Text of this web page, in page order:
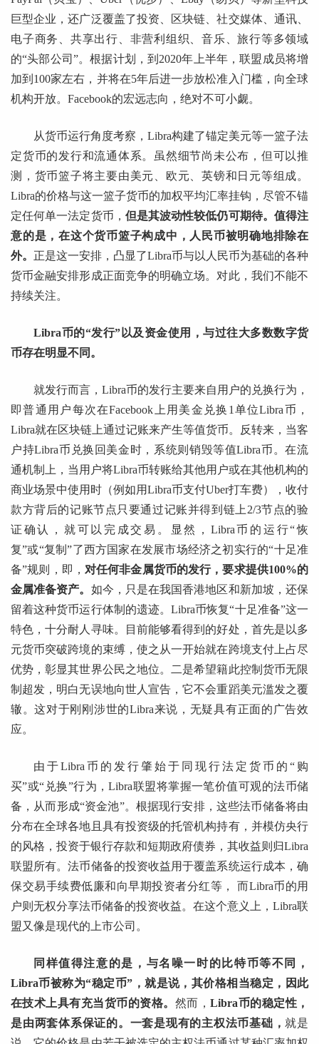
巨型企业，还广泛覆盖了投资、区块链、社交媒体、通讯、
电子商务、共享出行、非营利组织、音乐、旅行等多领域
的“头部公司”。根据计划，到2020年上半年，联盟成员将增
加到100家左右，并将在5年后进一步放松准入门槛，向全球
机构开放。Facebook的宏远志向，绝对不可小觑。
从货币运行角度考察，Libra构建了锚定美元等一篮子法
定货币的发行和流通体系。虽然细节尚未公布，但可以推
测，货币篮子将主要由美元、欧元、英镑和日元等组成。
Libra的价格与这一篮子货币的加权平均汇率挂钩，尽管不锚
定任何单一法定货币， 但是其波动性较低仍可期待。值得注
意的是，在这个货币篮子构成中，人民币被明确地排除在
外。 正是这一安排，凸显了Libra币与以人民币为基础的各种
货币金融安排形成正面竞争的明确立场。对此，我们不能不
持续关注。
Libra币的“发行”以及资金使用，与过往大多数数字货
币存在明显不同。
就发行而言，Libra币的发行主要来自用户的兑换行为，
即普通用户每次在Facebook上用美金兑换1单位Libra币，
Libra就在区块链上通过记账来产生等值货币。反转来，当客
户持Libra币兑换回美金时，系统则销毁等值Libra币。在流
通机制上，当用户将Libra币转账给其他用户或在其他机构的
商业场景中使用时（例如用Libra币支付Uber打车费），收付
款方背后的记账节点只要通过记账并得到链上2/3节点的验
证确认，就可以完成交易。显然，Libra币的运行“恢
复”或“复制”了西方国家在发展市场经济之初实行的“十足准
备”规则，即， 对任何非金属货币的发行，要求提供100%的
金属准备资产。 如今，只是在我国香港地区和新加坡，还保
留着这种货币运行体制的遗迹。Libra币恢复“十足准备”这一
特色，十分耐人寻味。目前能够看得到的好处，首先是以多
元货币突破跨境的束缚，使之从一开始就在跨境支付上占尽
优势，彰显其世界公民之地位。二是希望籍此控制货币无限
制超发，明白无误地向世人宣告，它不会重蹈美元滥发之覆
辙。这对于刚刚涉世的Libra来说，无疑具有正面的广告效
应。
由于Libra币的发行肇始于同现行法定货币的“购
买”或“兑换”行为，Libra联盟将掌握一笔价值可观的法币储
备，从而形成“资金池”。根据现行安排，这些法币储备将由
分布在全球各地且具有投资级的托管机构持有，并模仿央行
的风格，投资于银行存款和短期政府债券，其收益则归Libra
联盟所有。法币储备的投资收益用于覆盖系统运行成本，确
保交易手续费低廉和向早期投资者分红等， 而Libra币的用
户则无权分享法币储备的投资收益。在这个意义上，Libra联
盟又像是现代的上市公司。
同样值得注意的是，与名噪一时的比特币等不同，
Libra币被称为“稳定币”，就是说，其价格相当稳定，因此
在技术上具有充当货币的资格。 然而，Libra币的稳定性，
是由两套体系保证的。 一套是现有的主权法币基础， 就是